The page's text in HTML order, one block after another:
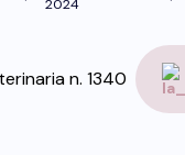
2024
n. 1340